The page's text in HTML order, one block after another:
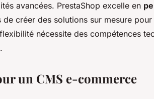
avancées. PrestaShop excelle en
créer des solutions sur mesure
nécessite des compétences
un CMS e-commerce